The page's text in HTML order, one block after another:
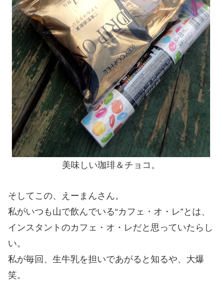
美味しい珈琲＆チョコ。
そしてこの、えーまんさん。
私がいつも山で飲んでいる“カフェ・オ・レ”とは、
インスタントのカフェ・オ・レだと思っていたらし
い。
私が毎回、生牛乳を担いであがると知るや、大爆
笑。